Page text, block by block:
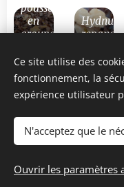
pousse
en
groupe
Hydnum
Ce site utilise des
fonctionnement, la
expérience utilisateur
N'acceptez que le
Ouvrir les paramètres